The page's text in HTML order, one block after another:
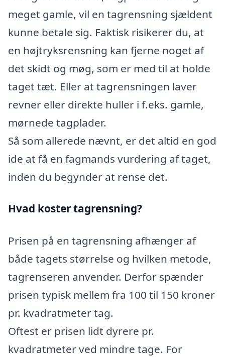
meget gamle, vil en tagrensning sjældent
kunne betale sig. Faktisk risikerer du, at
en højtryksrensning kan fjerne noget af
det skidt og møg, som er med til at holde
taget tæt. Eller at tagrensningen laver
revner eller direkte huller i f.eks. gamle,
mørnede tagplader.
Så som allerede nævnt, er det altid en god
ide at få en fagmands vurdering af taget,
inden du begynder at rense det.
Hvad koster tagrensning?
Prisen på en tagrensning afhænger af
både tagets størrelse og hvilken metode,
tagrenseren anvender. Derfor spænder
prisen typisk mellem fra 100 til 150 kroner
pr. kvadratmeter tag.
Oftest er prisen lidt dyrere pr.
kvadratmeter ved mindre tage. For